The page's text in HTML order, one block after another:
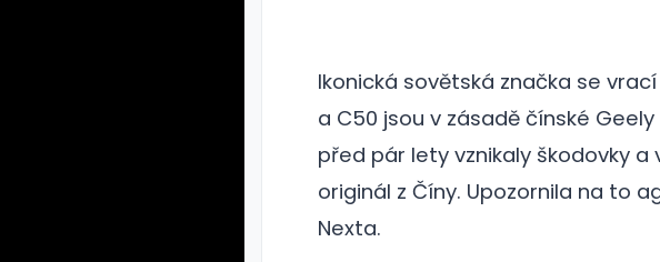
Ikonická sovětská značka se
a C50 jsou v zásadě čínské
před pár lety vznikaly škodovky
originál z Číny. Upozornila na to
Nexta.